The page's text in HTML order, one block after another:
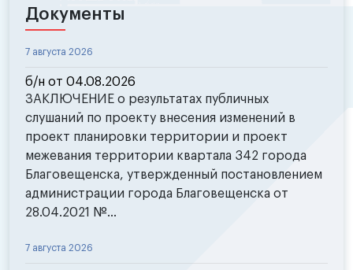
Документы
7 августа 2026
б/н от 04.08.2026
ЗАКЛЮЧЕНИЕ о результатах публичных
слушаний по проекту внесения изменений в
проект планировки территории и проект
межевания территории квартала 342 города
Благовещенска, утвержденный постановлением
администрации города Благовещенска от
28.04.2021 №...
7 августа 2026